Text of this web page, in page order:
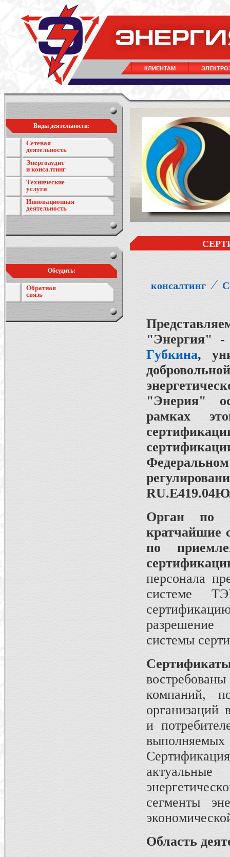
КЛИЕНТАМ
Виды деятельности:
Сетевая
деятельность
Энергоаудит
и консалтинг
Технические
услуги
Инновационная
деятельность
Обсудить:
Обратная
связь
консалтинг ⁄
Губкина,
"Энерия"
рамках
Орган по
кратчайшие
по
персонала
системе
разрешение
системы
компаний,
организаций
и
сегменты
Область